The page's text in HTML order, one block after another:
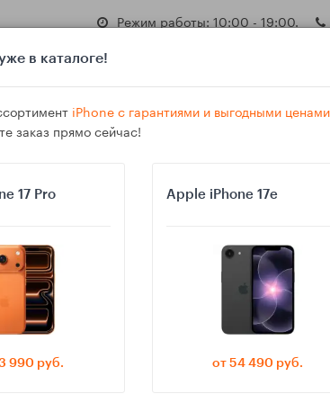
Режим работы: 10:00 - 19:00.
5G, VoLTE и APN без сброса
САМОЕ
в каталоге!
iPhone с гарантиями и выгодными ценами
заказ прямо сейчас!
17 Pro
990 руб.
Apple iPhone 17e
от 54 490 руб.